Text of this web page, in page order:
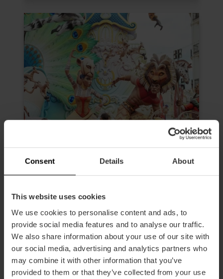
Consent Details About
This website uses cookies
We use cookies to personalise content and ads, to
provide social media features and to analyse our traffic.
We also share information about your use of our site with
our social media, advertising and analytics partners who
may combine it with other information that you’ve
provided to them or that they’ve collected from your use
Visita guidata di mattina alle
Fallas di Valencia
4.6 - 24 recensioni
Durata: 2h 30m
Ingresso a 3 Fallas